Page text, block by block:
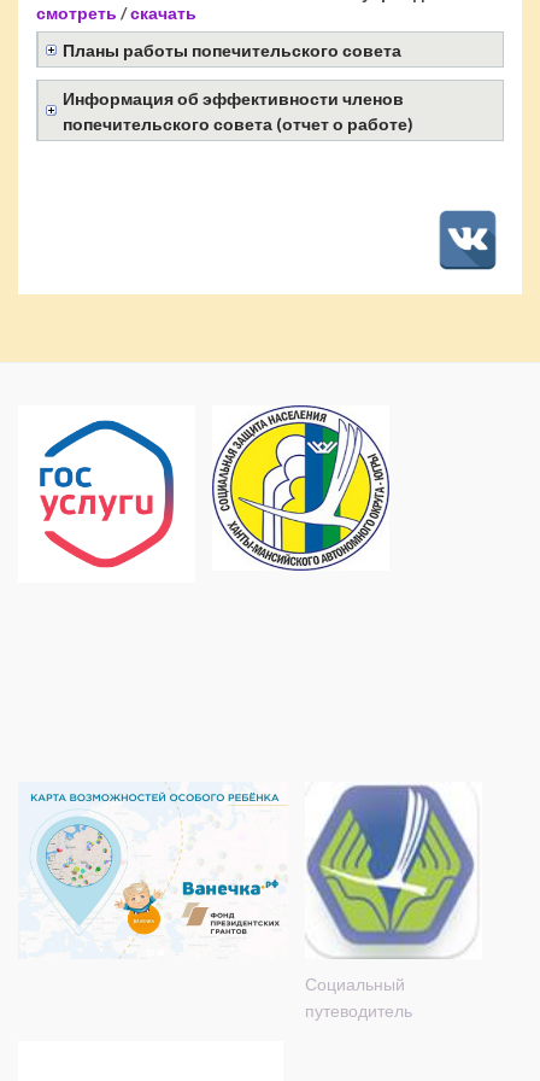
смотреть /скачать
Планы работы попечительского совета
Информация об эффективности членов
попечительского совета (отчет о работе)
Социальный
путеводитель